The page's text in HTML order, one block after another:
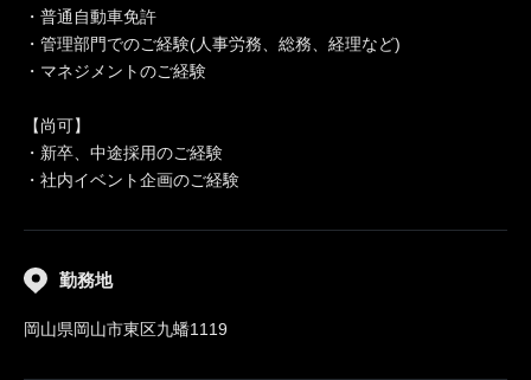
・普通自動車免許
・管理部門でのご経験(人事労務、総務、経理など)
・マネジメントのご経験
【尚可】
・新卒、中途採用のご経験
・社内イベント企画のご経験
勤務地
岡山県岡山市東区九蟠1119